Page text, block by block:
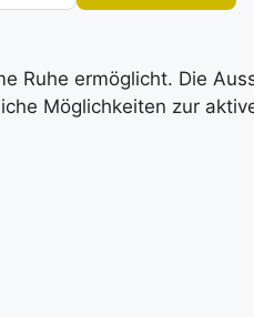
Ruhe ermöglicht. Die
Möglichkeiten zur